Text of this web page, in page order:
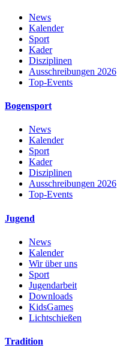
News
Kalender
Sport
Kader
Disziplinen
Ausschreibungen 2026
Top-Events
Bogensport
News
Kalender
Sport
Kader
Disziplinen
Ausschreibungen 2026
Top-Events
Jugend
News
Kalender
Wir über uns
Sport
Jugendarbeit
Downloads
KidsGames
Lichtschießen
Tradition